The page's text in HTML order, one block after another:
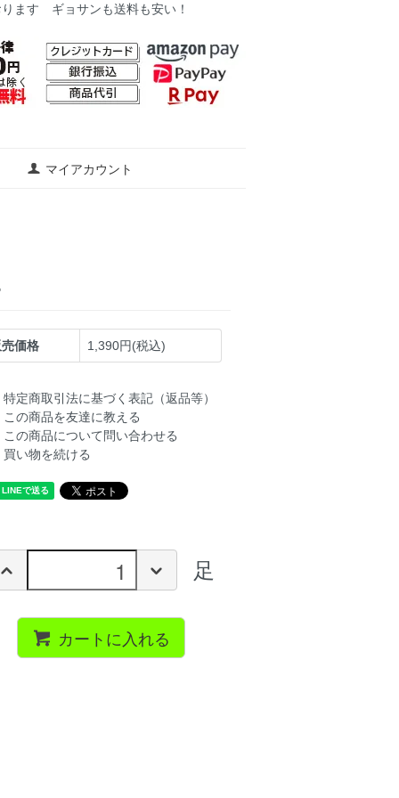
ます ギョサンも送料も安い！
マイアカウント
価格 1,390円(税込)
特定商取引法に基づく表記（返品等）
この商品を友達に教える
この商品について問い合わせる
買い物を続ける
足
カートに入れる